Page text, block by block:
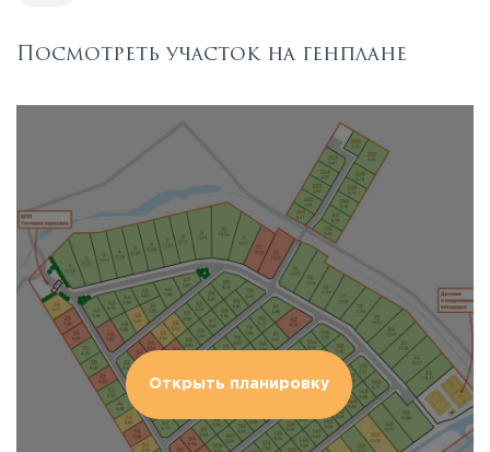
Посмотреть участок на генплане
Открыть планировку